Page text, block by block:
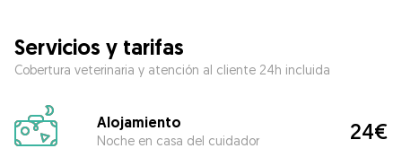
Servicios y tarifas
Cobertura veterinaria y atención al cliente 24h incluida
Alojamiento
Noche en casa del cuidador 24€